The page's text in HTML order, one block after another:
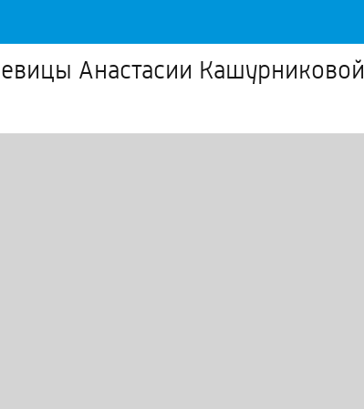
Анастасии Кашурниковой